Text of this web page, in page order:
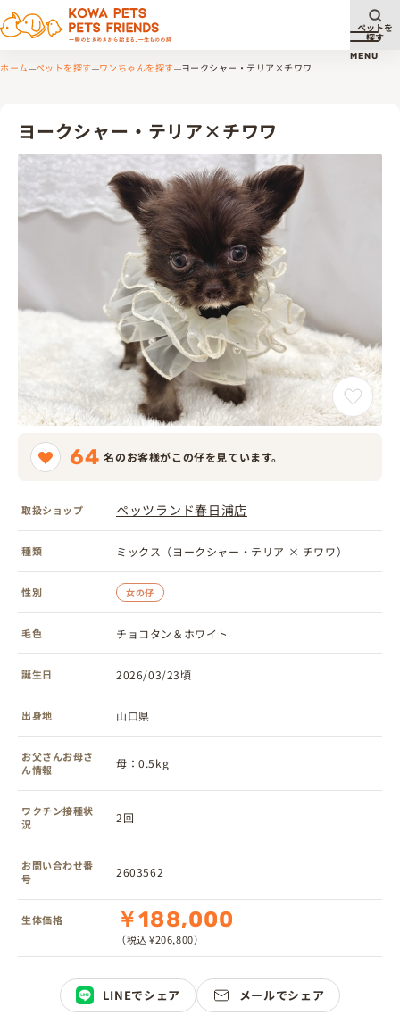
メニ
MENU
ペットを
探す
ホーム ペットを探す ワンちゃんを探す ヨークシャー・テリア×チワワ
ヨークシャー・テリア×チワワ
64 名のお客様がこの仔を見ています。
取扱ショップ ペッツランド春日浦店
種類 ミックス（ヨークシャー・テリア × チワワ）
性別 女の仔
毛色 チョコタン＆ホワイト
誕生日 2026/03/23頃
出身地 山口県
お父さんお母さ
ん情報
母：0.5kg
ワクチン接種状
況
2回
お問い合わせ番
号
2603562
生体価格 ￥188,000
（税込 ¥206,800）
LINEでシェア メールでシェア